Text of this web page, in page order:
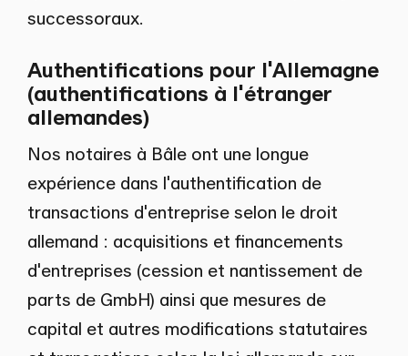
successoraux.
Authentifications pour l'Allemagne
(authentifications à l'étranger
allemandes)
Nos notaires à Bâle ont une longue
expérience dans l'authentification de
transactions d'entreprise selon le droit
allemand : acquisitions et financements
d'entreprises (cession et nantissement de
parts de GmbH) ainsi que mesures de
capital et autres modifications statutaires